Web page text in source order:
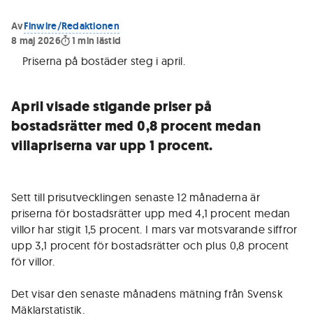
AvFinwire/Redaktionen
8 maj 2026
1 min lästid
Priserna på bostäder steg i april.
April visade stigande priser på
bostadsrätter med 0,8 procent medan
villapriserna var upp 1 procent.
Sett till prisutvecklingen senaste 12 månaderna är
priserna för bostadsrätter upp med 4,1 procent medan
villor har stigit 1,5 procent. I mars var motsvarande siffror
upp 3,1 procent för bostadsrätter och plus 0,8 procent
för villor.
Det visar den senaste månadens mätning från Svensk
Mäklarstatistik.